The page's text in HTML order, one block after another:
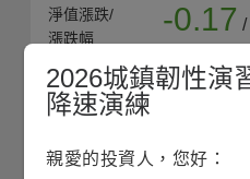
淨值漲跌/
漲跌幅
-0.17 /
近1年
最高淨值
58.02
2026城鎮韌性演
降速演練
親愛的投資人，您好：